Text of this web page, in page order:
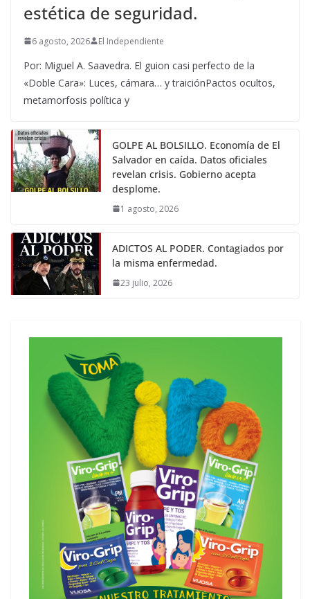
estética de seguridad.
6 agosto, 2026 El Independiente
Por: Miguel A. Saavedra. El guion casi perfecto de la
«Doble Cara»: Luces, cámara… y traiciónPactos ocultos,
metamorfosis política y
GOLPE AL BOLSILLO. Economía de El
Salvador en caída. Datos oficiales
revelan crisis. Gobierno acepta
desplome.
1 agosto, 2026
ADICTOS AL PODER. Contagiados por
la misma enfermedad.
23 julio, 2026